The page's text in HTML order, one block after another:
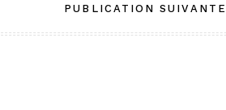
PUBLICATION SUIVANTE